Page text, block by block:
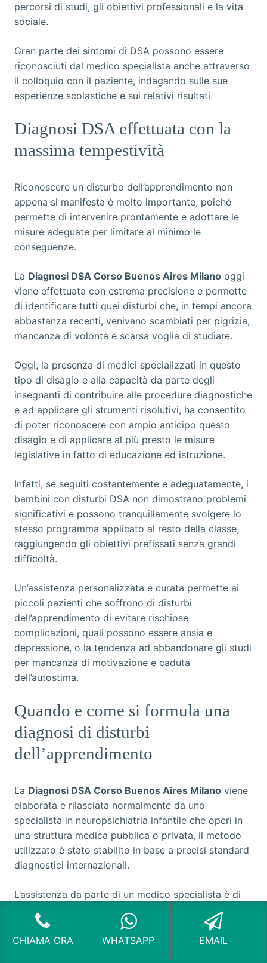
percorsi di studi, gli obiettivi professionali e la vita
sociale.
Gran parte dei sintomi di DSA possono essere
riconosciuti dal medico specialista anche attraverso
il colloquio con il paziente, indagando sulle sue
esperienze scolastiche e sui relativi risultati.
Diagnosi DSA effettuata con la
massima tempestività
Riconoscere un disturbo dell’apprendimento non
appena si manifesta è molto importante, poiché
permette di intervenire prontamente e adottare le
misure adeguate per limitare al minimo le
conseguenze.
La Diagnosi DSA Corso Buenos Aires Milano oggi
viene effettuata con estrema precisione e permette
di identificare tutti quei disturbi che, in tempi ancora
abbastanza recenti, venivano scambiati per pigrizia,
mancanza di volontà e scarsa voglia di studiare.
Oggi, la presenza di medici specializzati in questo
tipo di disagio e alla capacità da parte degli
insegnanti di contribuire alle procedure diagnostiche
e ad applicare gli strumenti risolutivi, ha consentito
di poter riconoscere con ampio anticipo questo
disagio e di applicare al più presto le misure
legislative in fatto di educazione ed istruzione.
Infatti, se seguiti costantemente e adeguatamente, i
bambini con disturbi DSA non dimostrano problemi
significativi e possono tranquillamente svolgere lo
stesso programma applicato al resto della classe,
raggiungendo gli obiettivi prefissati senza grandi
difficoltà.
Un’assistenza personalizzata e curata permette ai
piccoli pazienti che soffrono di disturbi
dell’apprendimento di evitare rischiose
complicazioni, quali possono essere ansia e
depressione, o la tendenza ad abbandonare gli studi
per mancanza di motivazione e caduta
dell’autostima.
Quando e come si formula una
diagnosi di disturbi
dell’apprendimento
La Diagnosi DSA Corso Buenos Aires Milano viene
elaborata e rilasciata normalmente da uno
specialista in neuropsichiatria infantile che operi in
una struttura medica pubblica o privata, il metodo
utilizzato è stato stabilito in base a precisi standard
diagnostici internazionali.
L’assistenza da parte di un medico specialista è di
fondamentale importanza per i pazienti e per le
famiglie, che possono contare su di un supporto
professionale e sicuro e affrontare meglio il
CHIAMA ORA WHATSAPP EMAIL